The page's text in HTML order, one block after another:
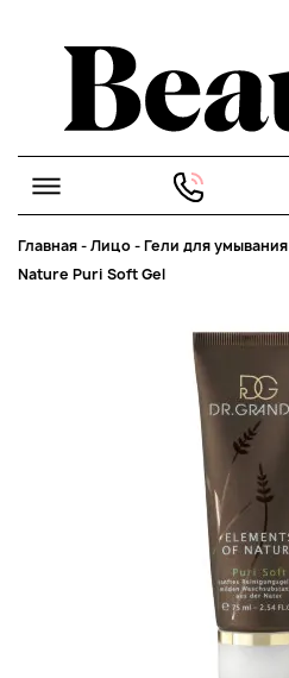
Главная-Лицо-Гели для умывания
Nature Puri Soft Gel